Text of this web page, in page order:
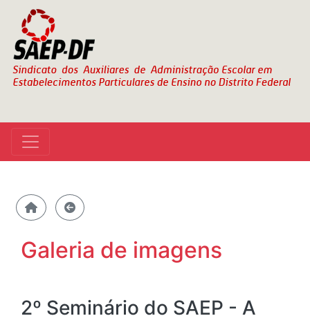
Galeria de imagens
2º Seminário do SAEP - A